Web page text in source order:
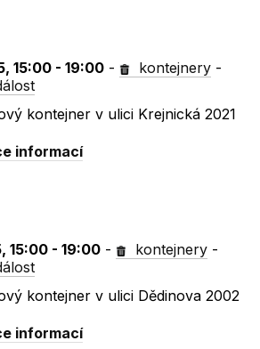
15:00 - 19:00 - kontejnery -
kontejner v ulici Krejnická 2021
informací
15:00 - 19:00 - kontejnery -
kontejner v ulici Dědinova 2002
informací